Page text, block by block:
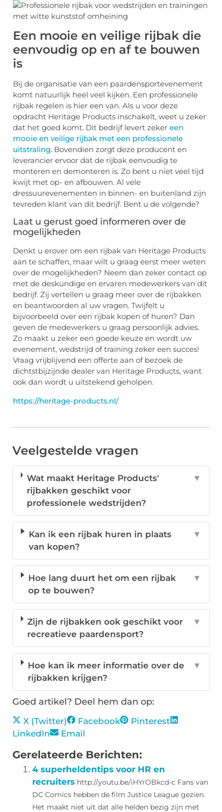
Een mooie en veilige rijbak die
eenvoudig op en af te bouwen
is
Bij de organisatie van een paardensportevenement
komt natuurlijk heel veel kijken. Een professionele
rijbak regelen is hier een van. Als u voor deze
opdracht Heritage Products inschakelt, weet u zeker
dat het goed komt. Dit bedrijf levert zeker een
mooie en veilige rijbak met een professionele
uitstraling. Bovendien zorgt deze producent en
leverancier ervoor dat de rijbak eenvoudig te
monteren en demonteren is. Zo bent u niet veel tijd
kwijt met op- en afbouwen. Al vele
dressuurevenementen in binnen- en buitenland zijn
tevreden klant van dit bedrijf. Bent u de volgende?
Laat u gerust goed informeren over de
mogelijkheden
Denkt u erover om een rijbak van Heritage Products
aan te schaffen, maar wilt u graag eerst meer weten
over de mogelijkheden? Neem dan zeker contact op
met de deskundige en ervaren medewerkers van dit
bedrijf. Zij vertellen u graag meer over de rijbakken
en beantwoorden al uw vragen. Twijfelt u
bijvoorbeeld over een rijbak kopen of huren? Dan
geven de medewerkers u graag persoonlijk advies.
Zo maakt u zeker een goede keuze en wordt uw
evenement, wedstrijd of training zeker een succes!
Vraag vrijblijvend een offerte aan of bezoek de
dichtstbijzijnde dealer van Heritage Products, want
ook dan wordt u uitstekend geholpen.
https://heritage-products.nl/
Veelgestelde vragen
Wat maakt Heritage Products'
rijbakken geschikt voor
professionele wedstrijden?
▼
Kan ik een rijbak huren in plaats
van kopen?
▼
Hoe lang duurt het om een rijbak
op te bouwen?
▼
Zijn de rijbakken ook geschikt voor
recreatieve paardensport?
▼
Hoe kan ik meer informatie over de
rijbakken krijgen?
▼
Goed artikel? Deel hem dan op:
X (Twitter) Facebook
Pinterest
LinkedIn
Email
Gerelateerde Berichten:
4 superheldentips voor HR en
recruiters http://youtu.be/iHYrOBkcd-c Fans van
DC Comics hebben de film Justice League gezien.
Het maakt niet uit dat alle helden bezig zijn met